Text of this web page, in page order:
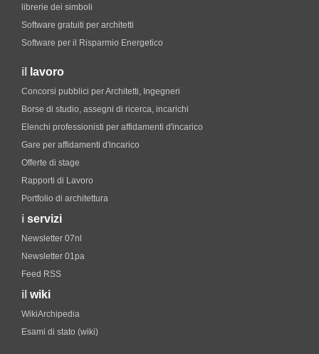
librerie dei simboli
Software gratuiti per architetti
Software per il Risparmio Energetico
il lavoro
Concorsi pubblici per Architetti, Ingegneri
Borse di studio, assegni di ricerca, incarichi
Elenchi professionisti per affidamenti d'incarico
Gare per affidamenti d'incarico
Offerte di stage
Rapporti di Lavoro
Portfolio di architettura
i servizi
Newsletter 07nl
Newsletter 01pa
Feed RSS
il wiki
WikiArchipedia
Esami di stato (wiki)